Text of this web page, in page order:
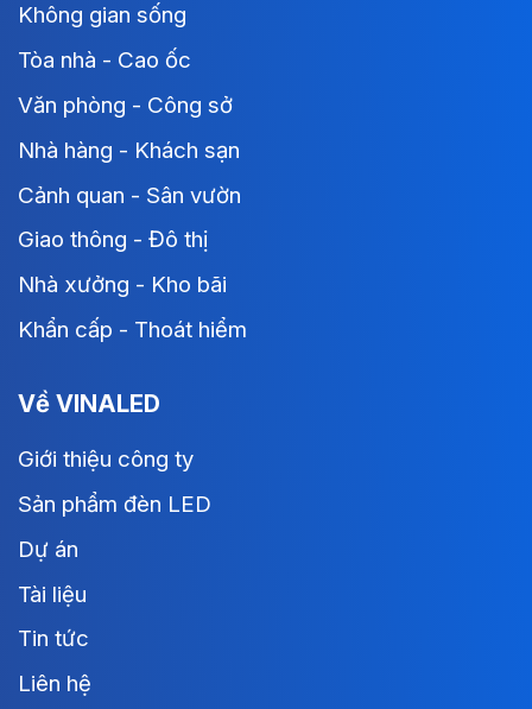
Không gian sống
Tòa nhà - Cao ốc
Văn phòng - Công sở
Nhà hàng - Khách sạn
Cảnh quan - Sân vườn
Giao thông - Đô thị
Nhà xưởng - Kho bãi
Khẩn cấp - Thoát hiểm
Về VINALED
Giới thiệu công ty
Sản phẩm đèn LED
Dự án
Tài liệu
Tin tức
Liên hệ